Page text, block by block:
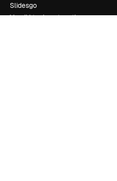
Slidesgo
Vendi i tuoi contenuti